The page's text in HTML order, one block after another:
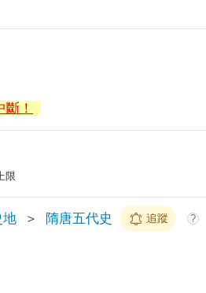
！
限
地 ＞ 隋唐五代史 追蹤 ?